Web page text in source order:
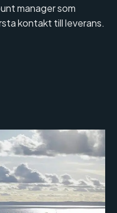
manager som
kontakt till leverans.